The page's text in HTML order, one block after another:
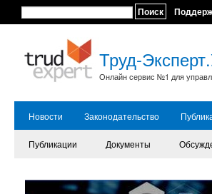
Поиск
Труд-
Онлайн сервис №1 для
Новости Законодательство
Публикации Документы